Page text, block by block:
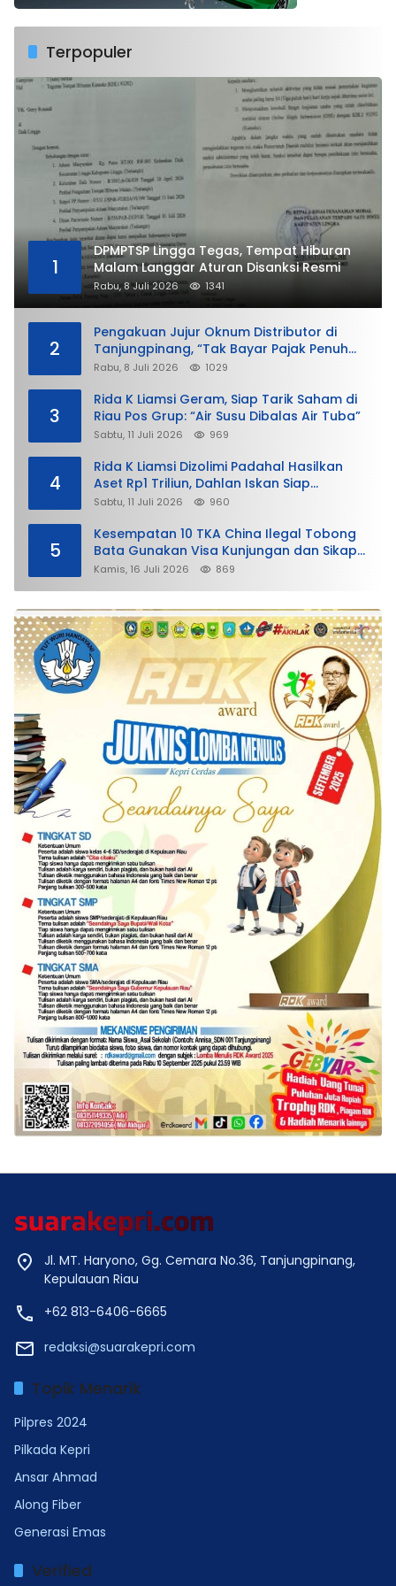
Terpopuler
1
DPMPTSP Lingga Tegas, Tempat Hiburan
Malam Langgar Aturan Disanksi Resmi
Rabu, 8 Juli 2026 1341
2
Pengakuan Jujur Oknum Distributor di
Tanjungpinang, “Tak Bayar Pajak Penuh
demi Untung”
Rabu, 8 Juli 2026 1029
3
Rida K Liamsi Geram, Siap Tarik Saham di
Riau Pos Grup: “Air Susu Dibalas Air Tuba”
Sabtu, 11 Juli 2026 969
4
Rida K Liamsi Dizolimi Padahal Hasilkan
Aset Rp1 Triliun, Dahlan Iskan Siap
Membela
Sabtu, 11 Juli 2026 960
5
Kesempatan 10 TKA China Ilegal Tobong
Bata Gunakan Visa Kunjungan dan Sikap
Lunak Ditjen Imigrasi Kepri?
Kamis, 16 Juli 2026 869
Jl. MT. Haryono, Gg. Cemara No.36, Tanjungpinang,
Kepulauan Riau
+62 813-6406-6665
redaksi@suarakepri.com
Topik Menarik
Pilpres 2024
Pilkada Kepri
Ansar Ahmad
Along Fiber
Generasi Emas
Verified